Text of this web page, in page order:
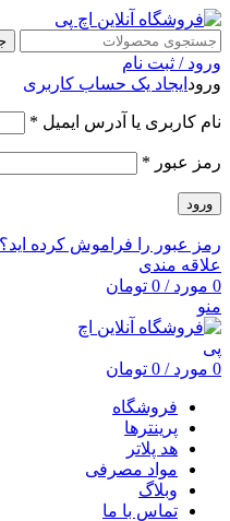
ورود / ثبت نام
ورود ایجاد یک حساب کاربری
نام کاربری یا آدرس ایمیل *
رمز عبور *
ورود
رمز عبور را فراموش کرده اید؟
علاقه مندی
0 مورد /
0 تومان
منو
0 مورد /
0 تومان
فروشگاه
پرینترها
هد پلاتر
مواد مصرفی
وبلاگ
تماس با ما